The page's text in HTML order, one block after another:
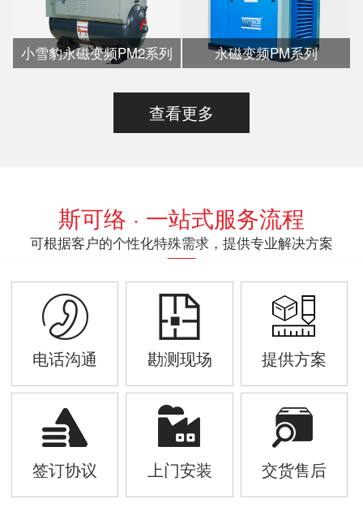
小雪豹永磁变频PM2系列 永磁变频PM系列
查看更多
斯可络 · 一站式服务流程
可根据客户的个性化特殊需求，提供专业解决方案
电话沟通 勘测现场 提供方案
签订协议 上门安装 交货售后